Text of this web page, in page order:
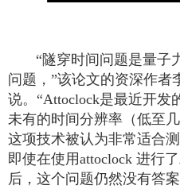
“隧穿时间问题是量子
问题，”该论文的资深作者
说。 “Attoclock是最近开发
未有的时间分辨率（低至
这项技术被认为非常适合测
即使在使用attoclock 进行
后，这个问题仍然没有答案